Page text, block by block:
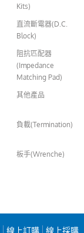
Kits)
直流斷電器(D.C.
Block)
阻抗匹配器
(Impedance
Matching Pad)
其他產品
負載(Termination)
板手(Wrenche)
線上訂購 線上採購